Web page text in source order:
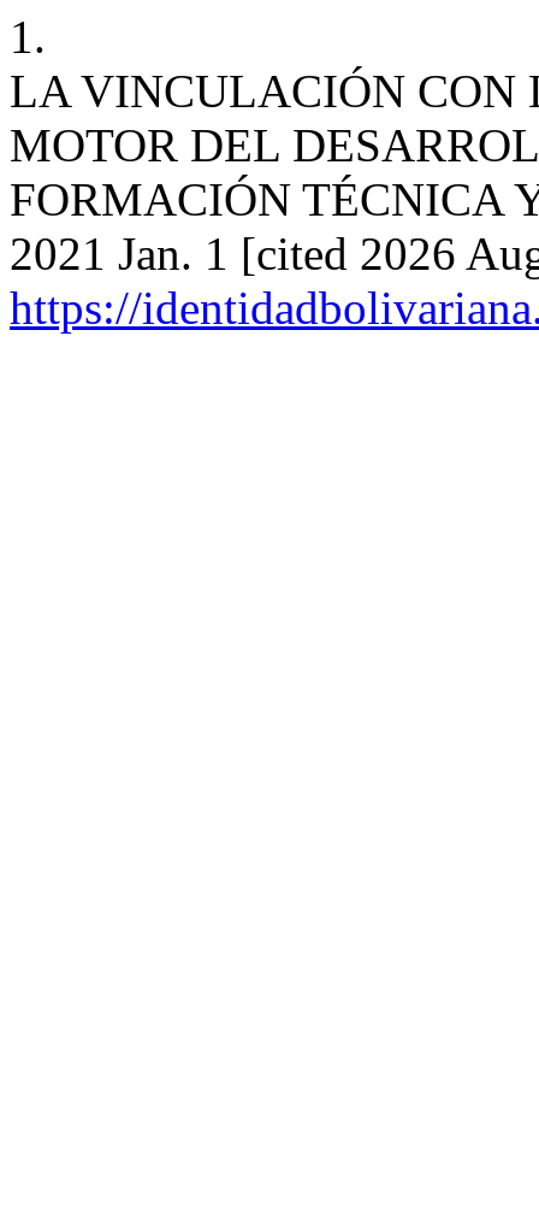
1.
LA VINCULACIÓN CON
MOTOR DEL
FORMACIÓN TÉCNICA
2021 Jan. 1 [cited 2026
https://